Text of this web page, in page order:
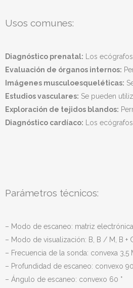
Usos comunes:
Diagnóstico prenatal: Los
Evaluación de órganos internos:
Imágenes musculoesqueléticas:
Estudios vasculares: Se pueden
Exploración de tejidos blandos:
Diagnóstico cardíaco: Los
Parámetros técnicos:
– Modo de escaneo: matriz electrónica
– Modo de visualización: B, B / M, B +
– Frecuencia de la sonda: convexa
– Profundidad de escaneo:
– Ángulo de escaneo: convexo 60 °